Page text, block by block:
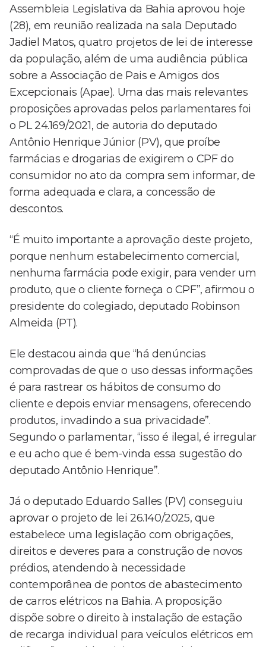
Assembleia Legislativa da Bahia aprovou hoje
(28), em reunião realizada na sala Deputado
Jadiel Matos, quatro projetos de lei de interesse
da população, além de uma audiência pública
sobre a Associação de Pais e Amigos dos
Excepcionais (Apae). Uma das mais relevantes
proposições aprovadas pelos parlamentares foi
o PL 24.169/2021, de autoria do deputado
Antônio Henrique Júnior (PV), que proíbe
farmácias e drogarias de exigirem o CPF do
consumidor no ato da compra sem informar, de
forma adequada e clara, a concessão de
descontos.
“É muito importante a aprovação deste projeto,
porque nenhum estabelecimento comercial,
nenhuma farmácia pode exigir, para vender um
produto, que o cliente forneça o CPF”, afirmou o
presidente do colegiado, deputado Robinson
Almeida (PT).
Ele destacou ainda que “há denúncias
comprovadas de que o uso dessas informações
é para rastrear os hábitos de consumo do
cliente e depois enviar mensagens, oferecendo
produtos, invadindo a sua privacidade”.
Segundo o parlamentar, “isso é ilegal, é irregular
e eu acho que é bem-vinda essa sugestão do
deputado Antônio Henrique”.
Já o deputado Eduardo Salles (PV) conseguiu
aprovar o projeto de lei 26.140/2025, que
estabelece uma legislação com obrigações,
direitos e deveres para a construção de novos
prédios, atendendo à necessidade
contemporânea de pontos de abastecimento
de carros elétricos na Bahia. A proposição
dispõe sobre o direito à instalação de estação
de recarga individual para veículos elétricos em